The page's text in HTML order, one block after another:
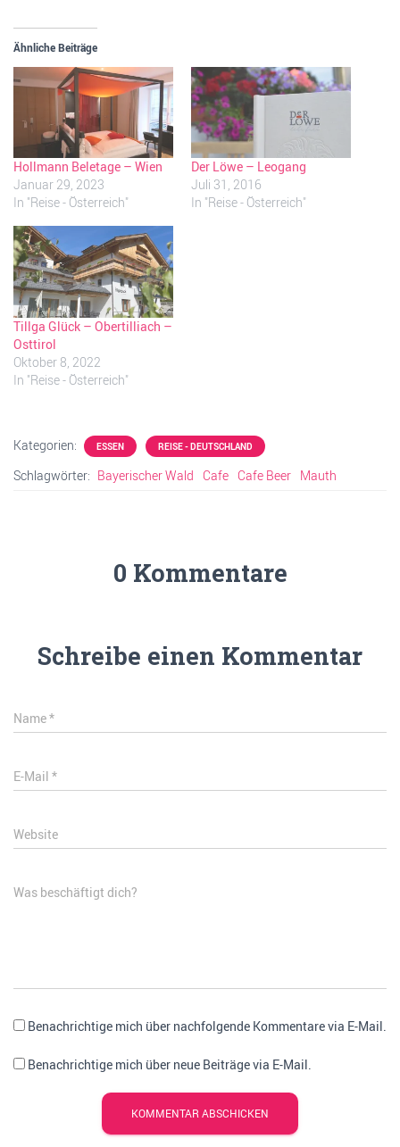
Ähnliche Beiträge
Hollmann Beletage – Wien
Januar 29, 2023
In "Reise - Österreich"
Der Löwe – Leogang
Juli 31, 2016
In "Reise - Österreich"
Tillga Glück – Obertilliach –
Osttirol
Oktober 8, 2022
In "Reise - Österreich"
Kategorien: ESSEN REISE - DEUTSCHLAND
Schlagwörter: Bayerischer Wald Cafe Cafe Beer Mauth
0 Kommentare
Schreibe einen Kommentar
Name*
E-Mail *
Website
Was beschäftigt dich?
Benachrichtige mich über nachfolgende Kommentare via E-Mail.
Benachrichtige mich über neue Beiträge via E-Mail.